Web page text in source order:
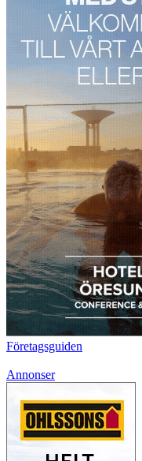
Företagsguiden
Annonser